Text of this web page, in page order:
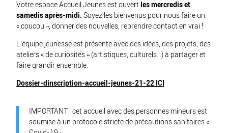
Votre espace Accueil Jeunes est ouvert les mercredis et
samedis après-midi. Soyez les bienvenus pour nous faire un
« coucou », donner des nouvelles, reprendre contact en vrai !
L’équipe jeunesse est présente avec des idées, des projets, des
ateliers « de curiosités » (artistiques, culturels…) à partager et
faire grandir ensemble.
Dossier-dinscription-accueil-jeunes-21-22 ICI
IMPORTANT : cet accueil avec des personnes mineurs est
soumise à un protocole stricte de précautions sanitaires «